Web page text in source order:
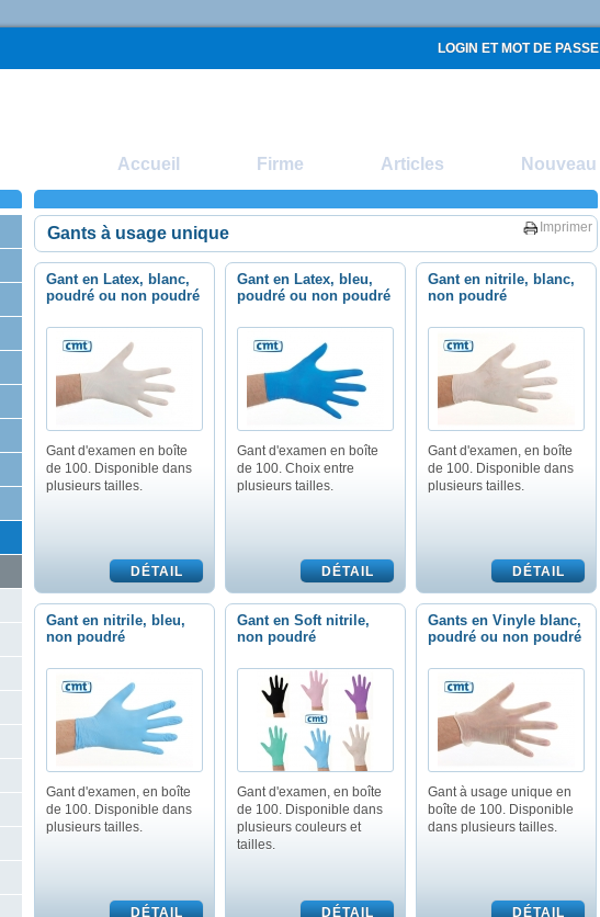
LOGIN ET MOT DE PASSE
Accueil Firme Articles Nouveau
Imprimer
Gants à usage unique
Gant en Latex, blanc,
poudré ou non poudré
Gant d'examen en boîte
de 100. Disponible dans
plusieurs tailles.
Gant en Latex, bleu,
poudré ou non poudré
Gant d'examen en boîte
de 100. Choix entre
plusieurs tailles.
Gant en nitrile, blanc,
non poudré
Gant d'examen, en boîte
de 100. Disponible dans
plusieurs tailles.
Gant en nitrile, bleu,
non poudré
Gant d'examen, en boîte
de 100. Disponible dans
plusieurs tailles.
Gant en Soft nitrile,
non poudré
Gant d'examen, en boîte
de 100. Disponible dans
plusieurs couleurs et
tailles.
Gants en Vinyle blanc,
poudré ou non poudré
Gant à usage unique en
boîte de 100. Disponible
dans plusieurs tailles.